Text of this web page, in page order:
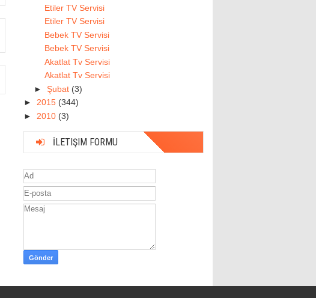
Etiler TV Servisi
Etiler TV Servisi
Bebek TV Servisi
Bebek TV Servisi
Akatlat Tv Servisi
Akatlat Tv Servisi
► Şubat (3)
► 2015 (344)
► 2010 (3)
İLETIŞIM FORMU